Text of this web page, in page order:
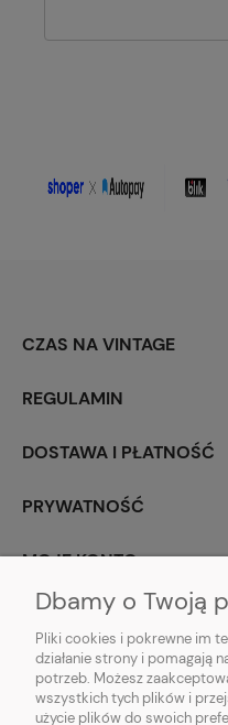
CZAS NA VINTAGE
REGULAMIN
DOSTAWA I PŁATNOŚĆ
PRYWATNOŚĆ
MOJE KONTO
PARTNERZY
Dbamy o Twoją
Pliki cookies i pokrewne im
działanie strony i pomagają
potrzeb. Możesz
wszystkich tych plików i
użycie plików do swoich